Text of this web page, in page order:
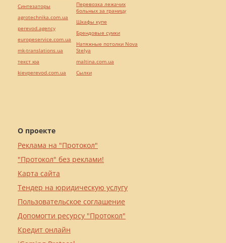
О проекте
Реклама на "Протокол"
"Протокол" без реклами!
Карта сайта
Тендер на юридическую услугу
Пользовательское соглашение
Допомогти ресурсу "Протокол"
Кредит онлайн
Синтезаторы
agrotechnika.com.ua
perevod.agency
europeservice.com.ua
mk-translations.ua
текст юа
kievperevod.com.ua
Перевозка лежачих
больных за границу
Шкафы купе
Брендовые сумки
Натяжные потолки Nova
Stelya
maltina.com.ua
Cылки